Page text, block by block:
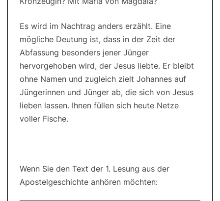
Es wird im Nachtrag anders erzählt. Eine
mögliche Deutung ist, dass in der Zeit der
Abfassung besonders jener Jünger
hervorgehoben wird, der Jesus liebte. Er bleibt
ohne Namen und zugleich zielt Johannes auf
Jüngerinnen und Jünger ab, die sich von Jesus
lieben lassen. Ihnen füllen sich heute Netze
voller Fische.
Wenn Sie den Text der 1. Lesung aus der
Apostelgeschichte anhören möchten: